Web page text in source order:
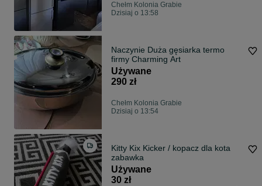
Chełm Kolonia Grabie
Dzisiaj o 13:58
Naczynie Duża gęsiarka termo
firmy Charming Art
Używane
290 zł
Chełm Kolonia Grabie
Dzisiaj o 13:54
Kitty Kix Kicker / kopacz dla kota
zabawka
Używane
30 zł